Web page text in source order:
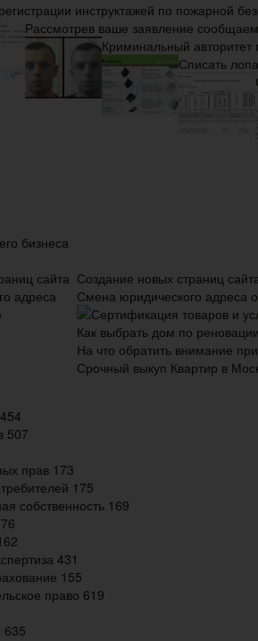
инструктажей по пожарной
Рассмотрев ваше заявление
Криминальный авторитет
Списать
бизнеса
Создание новых страниц
Смена юридического адреса
Как выбрать дом по
На что обратить внимание
Срочный выкуп Квартир в
454
507
прав 173
175
собственность 169
431
155
право 619
635